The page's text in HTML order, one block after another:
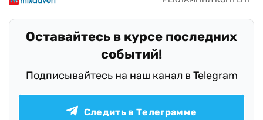
Оставайтесь в курсе последних
событий!
Подписывайтесь на наш канал в Telegram
Следить в Телеграмме